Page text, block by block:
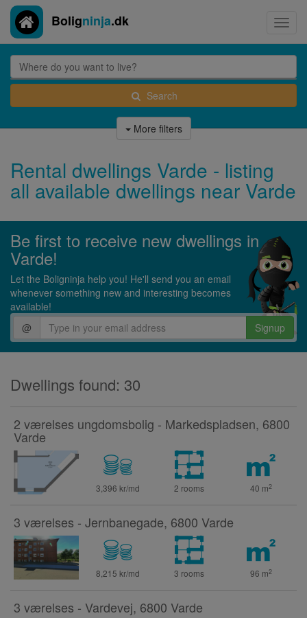
Boligninja.dk
Search
More filters
Rental dwellings Varde - listing
all available dwellings near Varde
Be first to receive new dwellings in
Varde!
Let the Boligninja help you! He'll send you an email
whenever something new and interesting becomes
available!
@
Signup
Dwellings found: 30
2 værelses ungdomsbolig - Markedspladsen, 6800
Varde
3,396 kr/md 2 rooms 40 m2
3 værelses - Jernbanegade, 6800 Varde
8,215 kr/md 3 rooms 96 m2
3 værelses - Vardevej, 6800 Varde